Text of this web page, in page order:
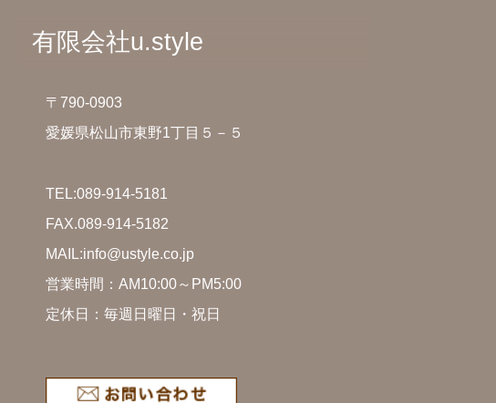
有限会社u.style
〒790-0903
愛媛県松山市東野1丁目５－５
TEL:089-914-5181
FAX.089-914-5182
MAIL:info@ustyle.co.jp
営業時間：AM10:00～PM5:00
定休日：毎週日曜日・祝日